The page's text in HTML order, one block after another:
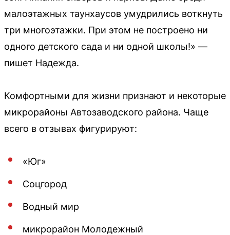
малоэтажных таунхаусов умудрились воткнуть
три многоэтажки. При этом не построено ни
одного детского сада и ни одной школы!» —
пишет Надежда.
Комфортными для жизни признают и некоторые
микрорайоны Автозаводского района. Чаще
всего в отзывах фигурируют:
«Юг»
Соцгород
Водный мир
микрорайон Молодежный